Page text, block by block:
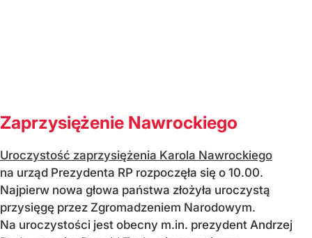
Zaprzysiężenie Nawrockiego
Uroczystość zaprzysiężenia Karola Nawrockiego
na urząd Prezydenta RP rozpoczęła się o 10.00.
Najpierw nowa głowa państwa złożyła uroczystą
przysięgę przez Zgromadzeniem Narodowym.
Na uroczystości jest obecny m.in. prezydent Andrzej